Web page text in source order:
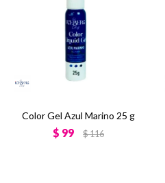
Color Gel Azul Marino 25 g
$ 99 $116